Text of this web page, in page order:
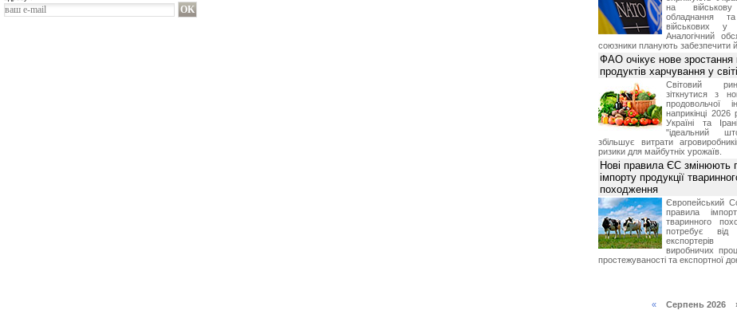
на військову
обладнання та
військових у
Аналогічний
союзники планують забезпечити й
ФАО очікує нове зростання
продуктів харчування у світі
Світовий
зіткнутися з
продовольчої
наприкінці 2026
Україні та
"ідеальний
збільшує витрати
ризики для майбутніх урожаїв.
Нові правила ЄС змінюють
імпорту продукції
походження
Європейський
правила
тваринного
потребує від
експортерів
виробничих
простежуваності та експортної
«Серпень 2026